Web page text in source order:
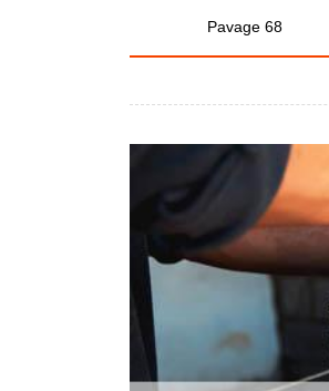
Pavage 68